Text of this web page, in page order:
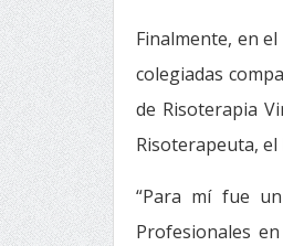
Finalmente, en
colegiadas
de Risoterapia
Risoterapeuta, el
“Para mí fue
Profesionales